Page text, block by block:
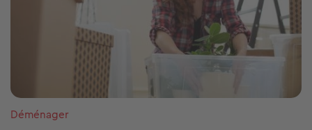
Déménager